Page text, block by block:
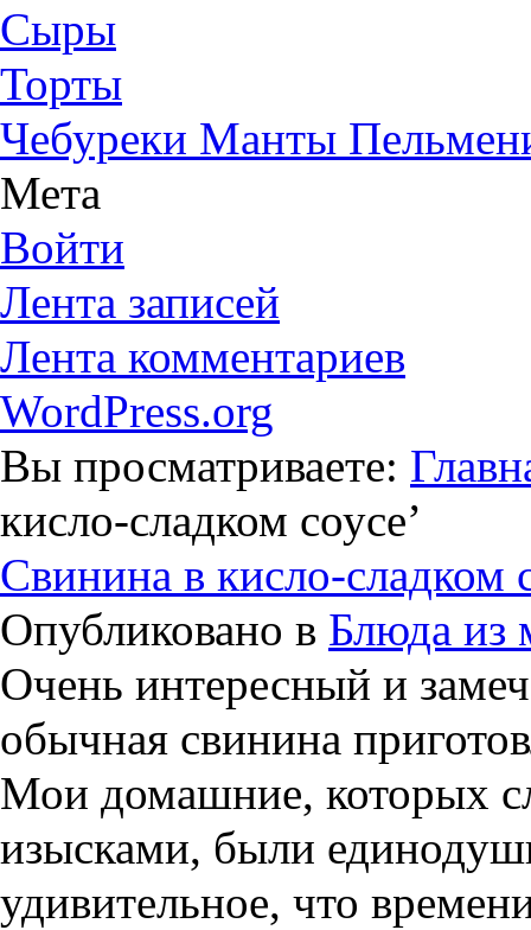
Сыры
Торты
Чебуреки Манты
Мета
Войти
Лента записей
Лента комментариев
WordPress.org
Вы просматриваете:
кисло-сладком соусе’
Свинина в кисло-сладком
Опубликовано в Блюда из
Очень интересный и
обычная свинина
Мои домашние, которых
изысками, были
удивительное, что